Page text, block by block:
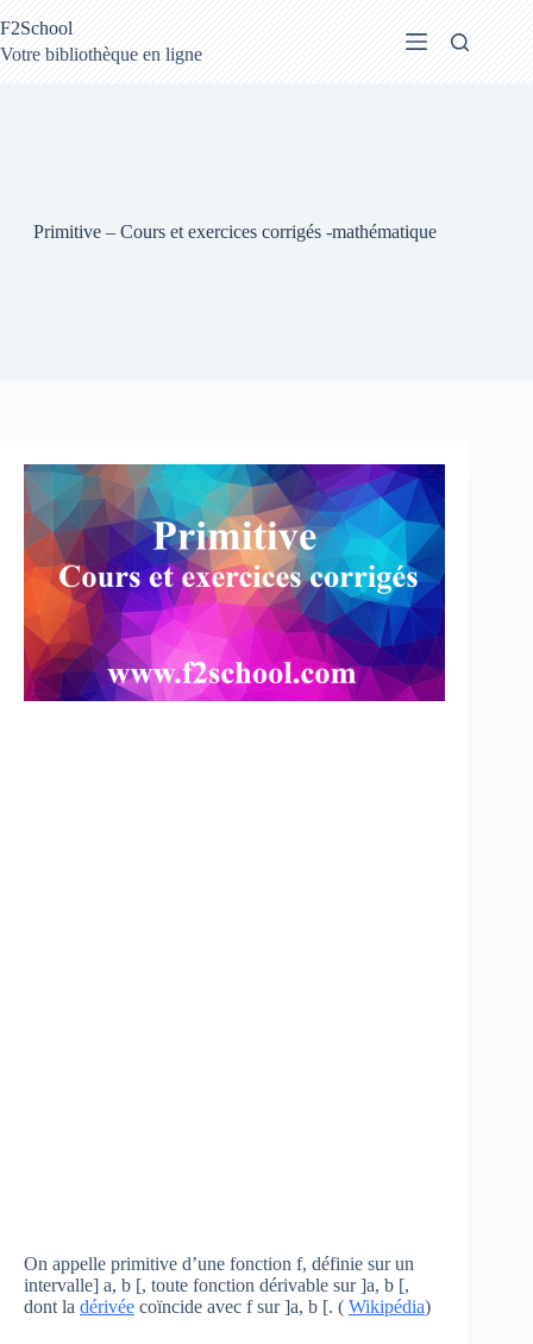
au
contenu
F2School
Votre bibliothèque en ligne
Primitive – Cours et exercices corrigés -mathématique
On appelle primitive d’une fonction f, définie sur un
intervalle] a, b [, toute fonction dérivable sur ]a, b [,
dont la dérivée coïncide avec f sur ]a, b [. ( Wikipédia)